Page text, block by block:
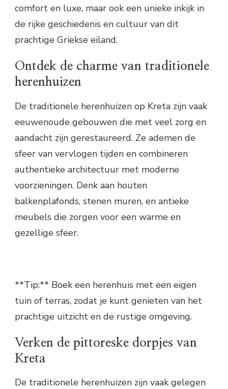
comfort en luxe, maar ook een unieke inkijk in
de rijke geschiedenis en cultuur van dit
prachtige Griekse eiland.
Ontdek de charme van traditionele
herenhuizen
De traditionele herenhuizen op Kreta zijn vaak
eeuwenoude gebouwen die met veel zorg en
aandacht zijn gerestaureerd. Ze ademen de
sfeer van vervlogen tijden en combineren
authentieke architectuur met moderne
voorzieningen. Denk aan houten
balkenplafonds, stenen muren, en antieke
meubels die zorgen voor een warme en
gezellige sfeer.
**Tip:** Boek een herenhuis met een eigen
tuin of terras, zodat je kunt genieten van het
prachtige uitzicht en de rustige omgeving.
Verken de pittoreske dorpjes van
Kreta
De traditionele herenhuizen zijn vaak gelegen